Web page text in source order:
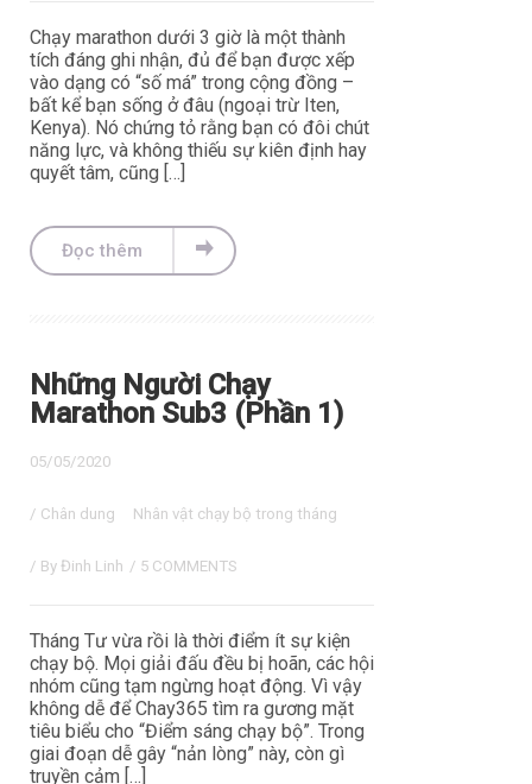
Chạy marathon dưới 3 giờ là một thành
tích đáng ghi nhận, đủ để bạn được xếp
vào dạng có “số má” trong cộng đồng –
bất kể bạn sống ở đâu (ngoại trừ Iten,
Kenya). Nó chứng tỏ rằng bạn có đôi chút
năng lực, và không thiếu sự kiên định hay
quyết tâm, cũng […]
Đọc thêm
Những Người Chạy
Marathon Sub3 (Phần 1)
05/05/2020
/ Chân dung Nhân vật chạy bộ trong tháng
/ By Đinh Linh / 5 COMMENTS
Tháng Tư vừa rồi là thời điểm ít sự kiện
chạy bộ. Mọi giải đấu đều bị hoãn, các hội
nhóm cũng tạm ngừng hoạt động. Vì vậy
không dễ để Chay365 tìm ra gương mặt
tiêu biểu cho “Điểm sáng chạy bộ”. Trong
giai đoạn dễ gây “nản lòng” này, còn gì
truyền cảm […]